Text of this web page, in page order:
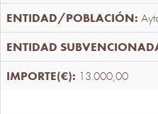
13.000,00